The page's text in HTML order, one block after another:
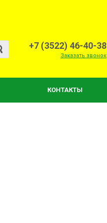
+7 (3522) 46-40-38
Заказать звонок
КОНТАКТЫ